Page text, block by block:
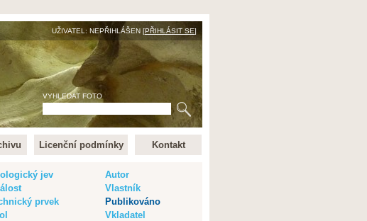
UŽIVATEL: NEPŘIHLÁŠEN [PŘIHLÁSIT SE]
VYHLEDAT FOTO
Licenční podmínky Kontakt
jev
Autor
Vlastník
prvek
Publikováno
Vkladatel